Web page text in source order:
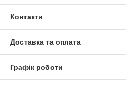
Контакти
Доставка та оплата
Графік роботи